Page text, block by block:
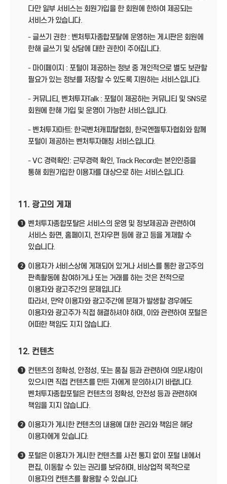
다만 일부 서비스는 회원가입을 한 회원에 한하여 제공되는
서비스가 있습니다.
- 글쓰기 권한 : 벤처투자종합포탈에 운영하는 게시판은 회원에
한해 글쓰기 및 상담에 대한 권한이 주어집니다.
- 마이페이지 : 포털이 제공하는 정보 중 개인적으로 별도 보관할
필요가 있는 정보를 저장할 수 있도록 지원하는 서비스입니다.
- 커뮤니티, 벤처투자Talk : 포털이 제공하는 커뮤니티 및 SNS로
회원에 한해 가입 및 운영이 가능한 서비스입니다.
- 벤처투자마트: 한국벤처캐피탈협회, 한국엔젤투자협회와 함께
포털이 제공하는 벤처투자매칭 서비스입니다.
- VC 경력확인: 근무경력 확인, Track Record는 본인인증을
통해 회원가입한 이용자를 대상으로 하는 서비스입니다.
11. 광고의 게재
1
벤처투자종합포탈은 서비스의 운영 및 정보제공과 관련하여
서비스 화면, 홈페이지, 전자우편 등에 광고 등을 게재할 수
있습니다.
2
이용자가 서비스상에 게재되어 있거나 서비스를 통한 광고주의
판촉활동에 참여하거나 또는 거래를 하는 것은 전적으로
이용자와 광고주간의 문제입니다.
따라서, 만약 이용자와 광고주간에 문제가 발생할 경우에도
이용자와 광고주가 직접 해결하셔야 하며, 이와 관련하여 포털은
어떠한 책임도 지지 않습니다.
12. 컨텐츠
1
컨텐츠의 정확성, 안정성, 또는 품질 등과 관련하여 의문사항이
있으시면 직접 컨텐츠를 만든 자에게 문의하시기 바랍니다.
벤처투자종합포털은 컨텐츠의 정확성, 안전성 등과 관련하여
책임을 지지 않습니다.
2
이용자가 게시한 컨텐츠의 내용에 대한 권리와 책임은 해당
이용자에게 있습니다.
3
포털은 이용자가 게시한 컨텐츠를 사전 통지 없이 포털 내에서
편집, 이동할 수 있는 권리를 보유하며, 비상업적 목적으로
이용자의 컨텐츠를 활용할 수 있습니다.